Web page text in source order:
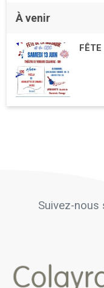
À venir
Suivez-nous